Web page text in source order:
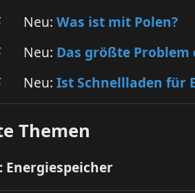
Neu: Was ist mit Polen?
Neu: Das größte
Neu: Ist Schnellladen für
Themen
Energiespeicher